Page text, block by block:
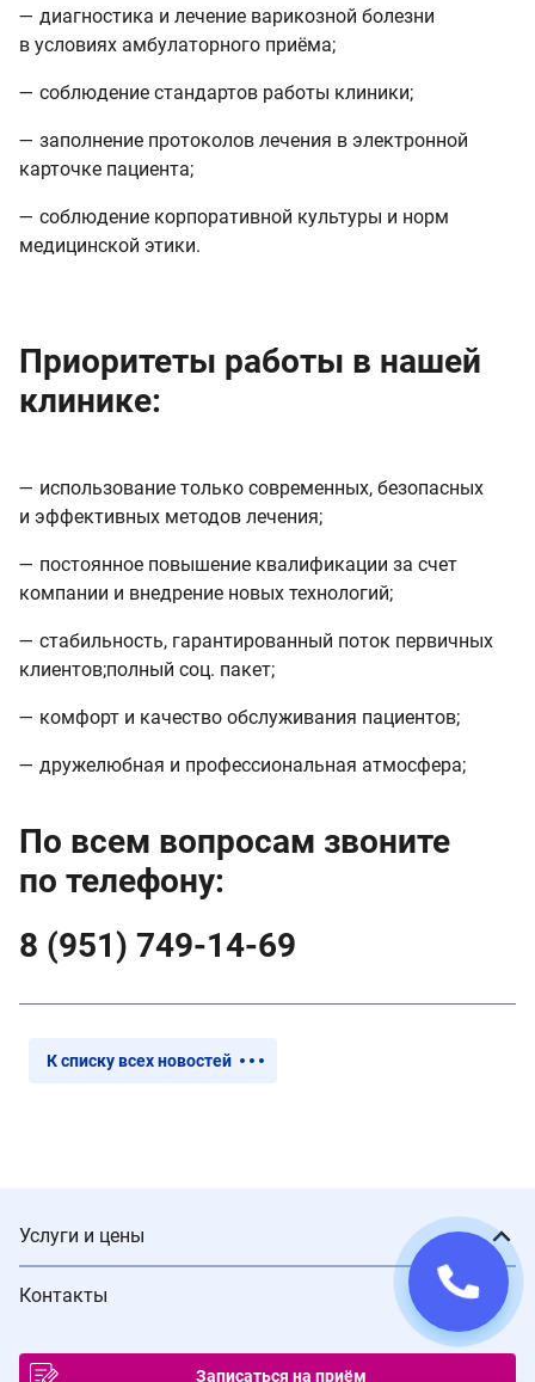
— диагностика и лечение варикозной болезни
в условиях амбулаторного приёма;
— соблюдение стандартов работы клиники;
— заполнение протоколов лечения в электронной
карточке пациента;
— соблюдение корпоративной культуры и норм
медицинской этики.
Приоритеты работы в нашей
клинике:
— использование только современных, безопасных
и эффективных методов лечения;
— постоянное повышение квалификации за счет
компании и внедрение новых технологий;
— стабильность, гарантированный поток первичных
клиентов;полный соц. пакет;
— комфорт и качество обслуживания пациентов;
— дружелюбная и профессиональная атмосфера;
По всем вопросам звоните
по телефону:
8 (951) 749-14-69
К списку всех новостей
Услуги и цены
Контакты
Записаться на приём